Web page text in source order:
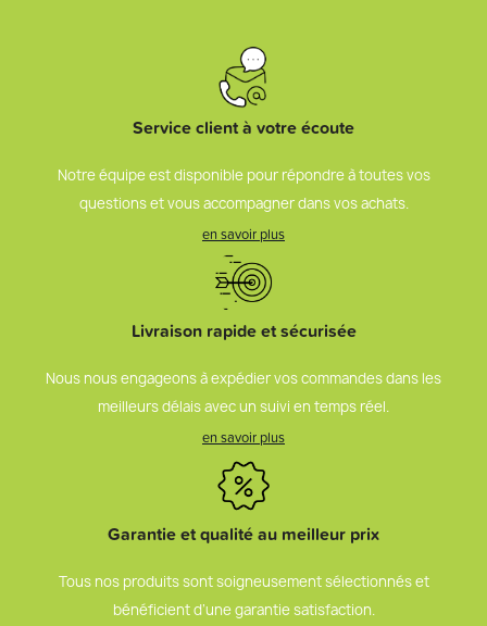
Service client à votre écoute
Notre équipe est disponible pour répondre à toutes vos
questions et vous accompagner dans vos achats.
en savoir plus
Livraison rapide et sécurisée
Nous nous engageons à expédier vos commandes dans les
meilleurs délais avec un suivi en temps réel.
en savoir plus
Garantie et qualité au meilleur prix
Tous nos produits sont soigneusement sélectionnés et
bénéficient d’une garantie satisfaction.